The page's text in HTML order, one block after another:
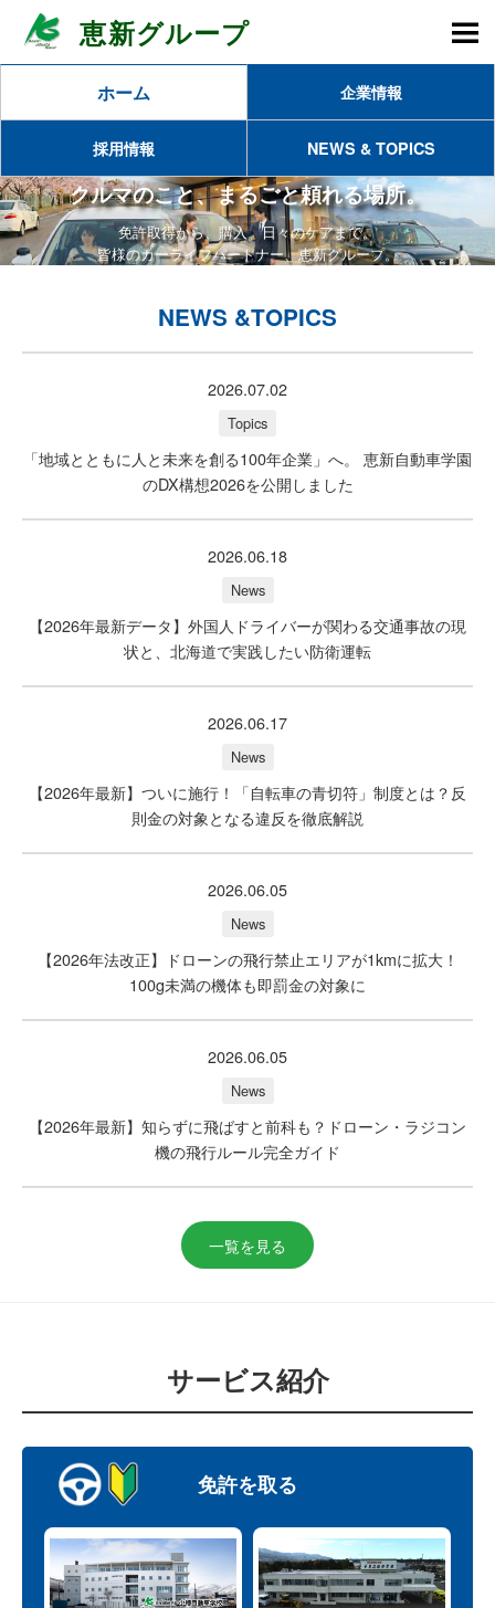
恵新グループ
ホーム 企業情報
採用情報 NEWS & TOPICS
クルマのこと、まるごと頼れる場所。
免許取得から、購入、日々のケアまで。
皆様のカーライフパートナー、恵新グループ。
NEWS &TOPICS
2026.07.02
Topics
「地域とともに人と未来を創る100年企業」へ。 恵新自動車学園
のDX構想2026を公開しました
2026.06.18
News
【2026年最新データ】外国人ドライバーが関わる交通事故の現
状と、北海道で実践したい防衛運転
2026.06.17
News
【2026年最新】ついに施行！「自転車の青切符」制度とは？反
則金の対象となる違反を徹底解説
2026.06.05
News
【2026年法改正】ドローンの飛行禁止エリアが1kmに拡大！
100g未満の機体も即罰金の対象に
2026.06.05
News
【2026年最新】知らずに飛ばすと前科も？ドローン・ラジコン
機の飛行ルール完全ガイド
一覧を見る
サービス紹介
免許を取る